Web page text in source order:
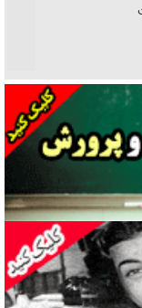
یا انحصار؟
شهید را از